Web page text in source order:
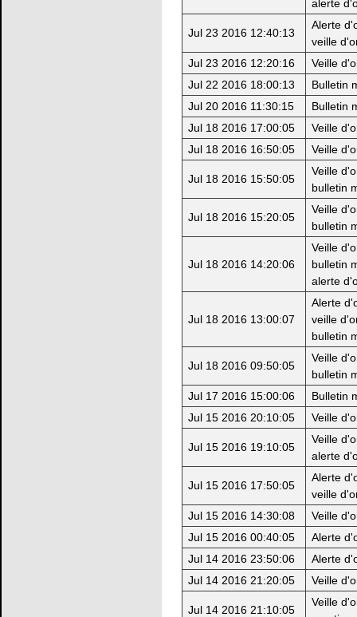
alerte
Jul 23 2016 12:40:13
Alerte
veille
Jul 23 2016 12:20:16
Veille
Jul 22 2016 18:00:13
Bulletin
Jul 20 2016 11:30:15
Bulletin
Jul 18 2016 17:00:05
Veille
Jul 18 2016 16:50:05
Veille
Jul 18 2016 15:50:05
Veille
bulletin
Jul 18 2016 15:20:05
Veille
bulletin
Jul 18 2016 14:20:06
Veille
bulletin
alerte
Jul 18 2016 13:00:07
Alerte
veille
bulletin
Jul 18 2016 09:50:05
Veille
bulletin
Jul 17 2016 15:00:06
Bulletin
Jul 15 2016 20:10:05
Veille
Jul 15 2016 19:10:05
Veille
alerte
Jul 15 2016 17:50:05
Alerte
veille
Jul 15 2016 14:30:08
Veille
Jul 15 2016 00:40:05
Alerte
Jul 14 2016 23:50:06
Alerte
Jul 14 2016 21:20:05
Veille
Jul 14 2016 21:10:05
Veille